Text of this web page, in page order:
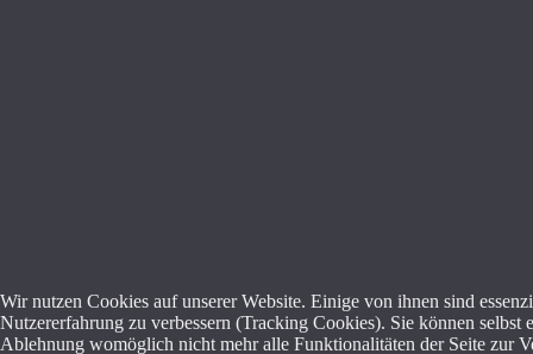
Wir nutzen Cookies auf unserer Website. Einige von ihnen sind
Nutzererfahrung zu verbessern (Tracking Cookies). Sie können selbst
Ablehnung womöglich nicht mehr alle Funktionalitäten der Seite zur